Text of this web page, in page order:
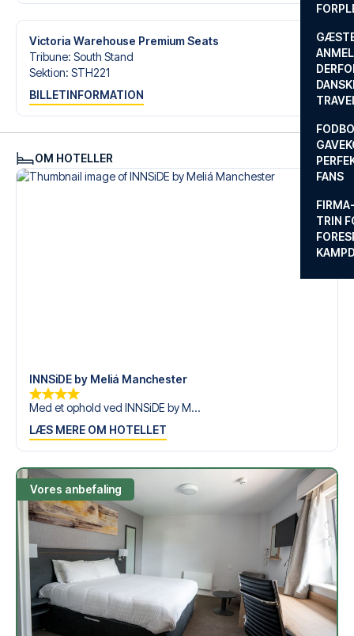
FANS
TRIN
Victoria Warehouse Premium Seats
Tribune: South Stand
Sektion: STH221
BILLETINFORMATION
OM HOTELLER
INNSiDE by Meliá Manchester
Med et ophold ved INNSiDE by M...
LÆS MERE OM HOTELLET
Vores anbefaling